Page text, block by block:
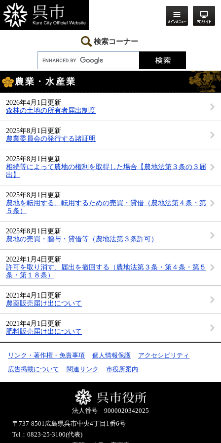
ー
ジ
の
ニ
ュ
ー
て
本
文
へ
検索コーナー
文
農業・水産業
2026年4月1日更新
森林の土地の所有者届出制度
2025年8月1日更新
農業委員会の発行する諸証明
2025年8月1日更新
相続等によって農地の権利を取得した場合【農地法第３条の３届
出】
2025年8月1日更新
農地を転用する、転用するための売買・貸借（農地法第４条・第
５条）
2025年8月1日更新
農地の売買・贈与・貸借等（農地法第３条許可）
2022年1月4日更新
許可を取り消す、届出を撤回する（農地法第３条・第４条・第５
条・第１８条）
2021年4月1日更新
農薬販売届け出について
2021年4月1日更新
肥料販売届け出について
リンク・著作権・免責事項 個人情報保護
アクセシビリティ
広告掲載について
関連リンク 市役所案内
法人番号 9000020342025
〒737-8501広島県呉市中央4丁目1番6号
Tel：0823-25-3100(代表)